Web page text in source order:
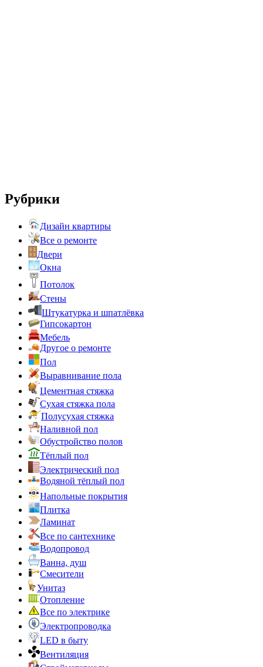
Рубрики
Дизайн квартиры
Все о ремонте
Двери
Окна
Потолок
Стены
Штукатурка и шпатлёвка
Гипсокартон
Мебель
Другое о ремонте
Пол
Выравнивание пола
Цементная стяжка
Сухая стяжка пола
Полусухая стяжка
Наливной пол
Обустройство полов
Тёплый пол
Электрический пол
Водяной тёплый пол
Напольные покрытия
Плитка
Ламинат
Все по сантехнике
Водопровод
Ванна, душ
Смесители
Унитаз
Отопление
Все по электрике
Электропроводка
LED в быту
Вентиляция